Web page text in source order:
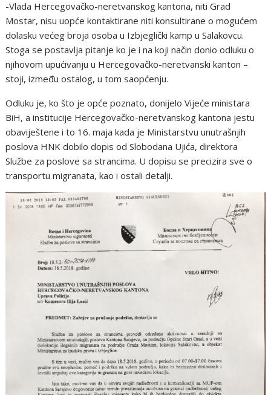
-Vlada Hercegovačko-neretvanskog kantona, niti Grad
Mostar, nisu uopće kontaktirane niti konsultirane o mogućem
dolasku većeg broja osoba u Izbjeglički kamp u Salakovcu.
Stoga se postavlja pitanje ko je i na koji način donio odluku o
njihovom upućivanju u Hercegovačko-neretvanski kanton –
stoji, između ostalog, u tom saopćenju.
Odluku je, ko što je opće poznato, donijelo Vijeće ministara
BiH, a institucije Hercegovačko-neretvanskog kantona jestu
obaviještene i to 16. maja kada je Ministarstvu unutrašnjih
poslova HNK dobilo dopis od Slobodana Ujića, direktora
Službe za poslove sa strancima. U dopisu se precizira sve o
transportu migranata, kao i ostali detalji.